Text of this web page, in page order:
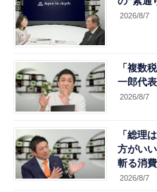
2026/8/7
「複数
一郎代
2026/8/7
「総理
方がい
斬る消
2026/8/7